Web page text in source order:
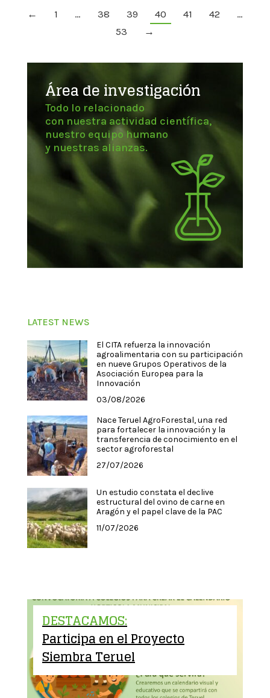
← 1 … 38 39 40 41 42
…
53
→
Área de investigación
Todo lo relacionado
con nuestra actividad científica,
nuestro equipo humano
y nuestras alianzas.
LATEST NEWS
El CITA refuerza la innovación
agroalimentaria con su participación
en nueve Grupos Operativos de la
Asociación Europea para la
Innovación
03/08/2026
Nace Teruel AgroForestal, una red
para fortalecer la innovación y la
transferencia de conocimiento en el
sector agroforestal
27/07/2026
Un estudio constata el declive
estructural del ovino de carne en
Aragón y el papel clave de la PAC
11/07/2026
DESTACAMOS:
Participa en el Proyecto
Siembra Teruel